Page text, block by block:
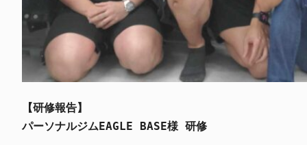
【研修報告】
パーソナルジムEAGLE BASE様 研修